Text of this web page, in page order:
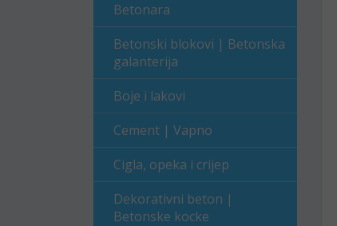
Betonara
Betonski blokovi | Betonska
galanterija
Boje i lakovi
Cement | Vapno
Cigla, opeka i crijep
Dekorativni beton |
Betonske kocke